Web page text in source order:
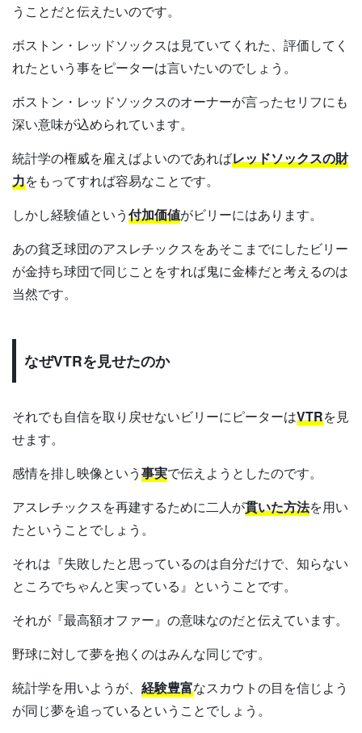
うことだと伝えたいのです。
ボストン・レッドソックスは見ていてくれた、評価してく
れたという事をピーターは言いたいのでしょう。
ボストン・レッドソックスのオーナーが言ったセリフにも
深い意味が込められています。
統計学の権威を雇えばよいのであればレッドソックスの財
力をもってすれば容易なことです。
しかし経験値という付加価値がビリーにはあります。
あの貧乏球団のアスレチックスをあそこまでにしたビリー
が金持ち球団で同じことをすれば鬼に金棒だと考えるのは
当然です。
なぜVTRを見せたのか
それでも自信を取り戻せないビリーにピーターはVTRを見
せます。
感情を排し映像という事実で伝えようとしたのです。
アスレチックスを再建するために二人が貫いた方法を用い
たということでしょう。
それは『失敗したと思っているのは自分だけで、知らない
ところでちゃんと実っている』ということです。
それが『最高額オファー』の意味なのだと伝えています。
野球に対して夢を抱くのはみんな同じです。
統計学を用いようが、 経験豊富なスカウトの目を信じよう
が同じ夢を追っているということでしょう。